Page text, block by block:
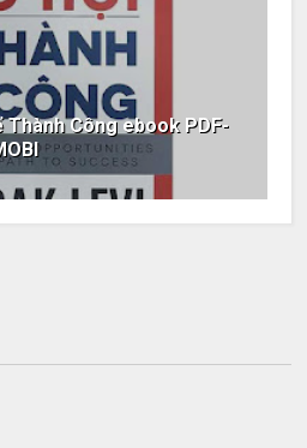
Thành Công ebook PDF-